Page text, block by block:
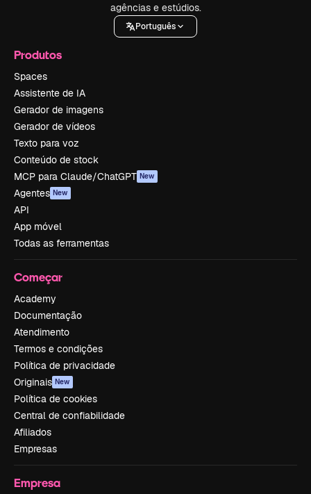
agências e estúdios.
Português
Produtos
Spaces
Assistente de IA
Gerador de imagens
Gerador de vídeos
Texto para voz
Conteúdo de stock
MCP para Claude/ChatGPT New
Agentes New
API
App móvel
Todas as ferramentas
Começar
Academy
Documentação
Atendimento
Termos e condições
Política de privacidade
Originais New
Política de cookies
Central de confiabilidade
Afiliados
Empresas
Empresa